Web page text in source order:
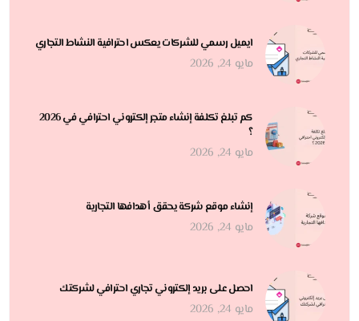
ايميل رسمي للشركات يعكس احترافية النشاط التجاري
مايو 24, 2026
كم تبلغ تكلفة إنشاء متجر إلكتروني احترافي في 2026
؟
مايو 24, 2026
إنشاء موقع شركة يحقق أهدافها التجارية
مايو 24, 2026
احصل على بريد إلكتروني تجاري احترافي لشركتك
مايو 24, 2026